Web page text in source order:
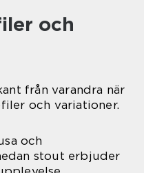
och
från varandra när
och variationer.
och
stout erbjuder